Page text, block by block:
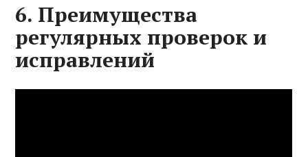
6. Преимущества
регулярных проверок и
исправлений